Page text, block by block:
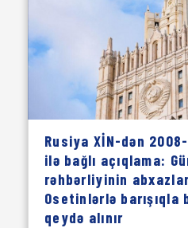
Rusiya XİN-dən
ilə bağlı açıqlama:
rəhbərliyinin
Osetinlərlə barışıqla
qeydə alınır